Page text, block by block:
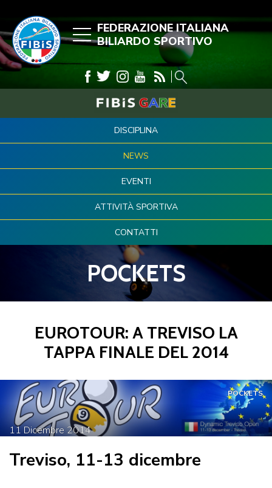
FEDERAZIONE ITALIANA
BILIARDO SPORTIVO
DISCIPLINA
NEWS
EVENTI
ATTIVITÀ SPORTIVA
CONTATTI
POCKETS
EUROTOUR: A TREVISO LA
TAPPA FINALE DEL 2014
11Dicembre2014
POCKETS
Treviso, 11-13 dicembre